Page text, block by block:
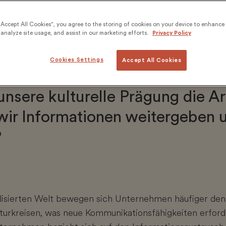
interkulturellen
oder wie man es sagt? Und
kulturelle Prägung die
Informationen weitergeben
Welt bewegen sich Unternehmen häufiger
was neue Kommunikationsfähigkeiten
All Cookies”, you agree to the storing of cookies on your device to enhance
site usage, and assist in our marketing efforts.
Privacy Policy
Accept All Cookies
Cookies Settings